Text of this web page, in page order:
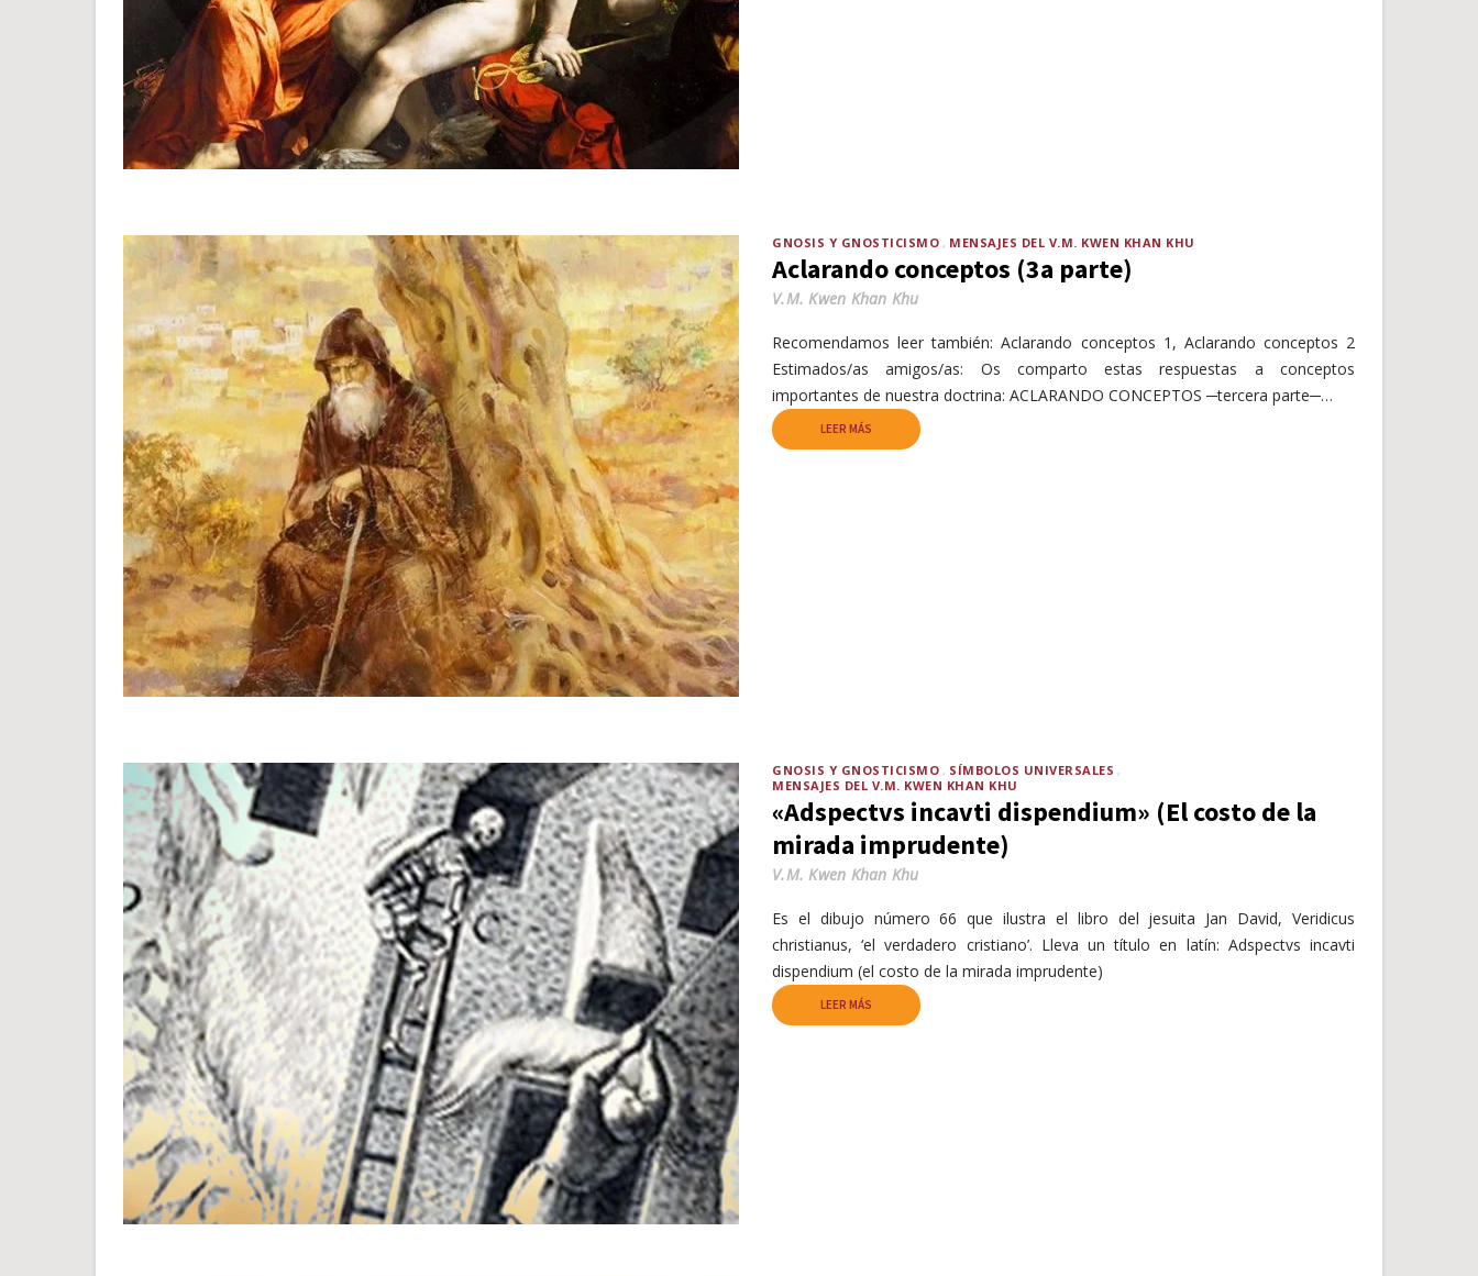
GNOSIS Y GNOSTICISMO MENSAJES DEL V.M. KWEN KHAN KHU
Aclarando conceptos (3a parte)
V.M. Kwen Khan Khu
Recomendamos leer también: Aclarando conceptos 1, Aclarando conceptos 2
Estimados/as amigos/as: Os comparto estas respuestas a conceptos
importantes de nuestra doctrina: ACLARANDO CONCEPTOS ─tercera parte─…
LEER MÁS
GNOSIS Y GNOSTICISMO
SÍMBOLOS UNIVERSALES
MENSAJES DEL V.M. KWEN KHAN KHU
«Adspectvs incavti dispendium» (El costo de la
mirada imprudente)
V.M. Kwen Khan Khu
Es el dibujo número 66 que ilustra el libro del jesuita Jan David, Veridicus
christianus, ‘el verdadero cristiano’. Lleva un título en latín: Adspectvs incavti
dispendium (el costo de la mirada imprudente)
LEER MÁS